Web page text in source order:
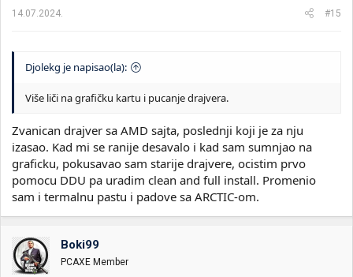
14.07.2024. #15
Djolekg je napisao(la):
Više liči na grafičku kartu i pucanje drajvera.
Zvanican drajver sa AMD sajta, poslednji koji je za nju
izasao. Kad mi se ranije desavalo i kad sam sumnjao na
graficku, pokusavao sam starije drajvere, ocistim prvo
pomocu DDU pa uradim clean and full install. Promenio
sam i termalnu pastu i padove sa ARCTIC-om.
Boki99
PCAXE Member